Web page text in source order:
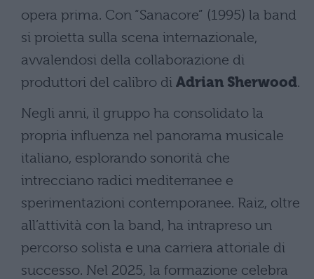
opera prima. Con “Sanacore” (1995) la band
si proietta sulla scena internazionale,
avvalendosi della collaborazione di
produttori del calibro di Adrian Sherwood.
Negli anni, il gruppo ha consolidato la
propria influenza nel panorama musicale
italiano, esplorando sonorità che
intrecciano radici mediterranee e
sperimentazioni contemporanee. Raiz, oltre
all’attività con la band, ha intrapreso un
percorso solista e una carriera attoriale di
successo. Nel 2025, la formazione celebra